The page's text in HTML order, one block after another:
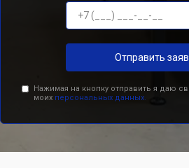
Отправить
Нажимая на кнопку отправить я даю
моих персональных данных.